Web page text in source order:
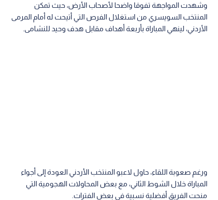
وشهدت المواجهة تفوقا واضحا لأصحاب الأرض، حيث تمكن
المنتخب السويسري من استغلال الفرص التي أتيحت له أمام المرمى
الأردني، لينهي المباراة بأربعة أهداف مقابل هدف وحيد للنشامى.
ورغم صعوبة اللقاء، حاول لاعبو المنتخب الأردني العودة إلى أجواء
المباراة خلال الشوط الثاني، مع بعض المحاولات الهجومية التي
منحت الفريق أفضلية نسبية في بعض الفترات.